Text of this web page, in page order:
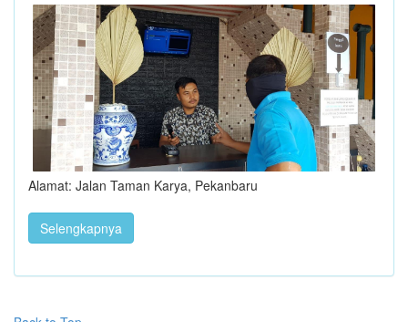
Alamat: Jalan Taman Karya, Pekanbaru
Selengkapnya